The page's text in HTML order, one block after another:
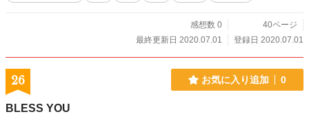
感想数 0
40ページ
最終更新日 2020.07.01
登録日 2020.07.01
26 お気に入り追加 0
BLESS YOU